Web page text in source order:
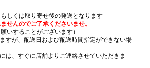
しくは取り寄せ後の発送となります
せんのでご了承くださいませ。
いすることがございます）
すが、配送日および配送時間指定ができない場
は、すぐに店舗よりご連絡させていただきま